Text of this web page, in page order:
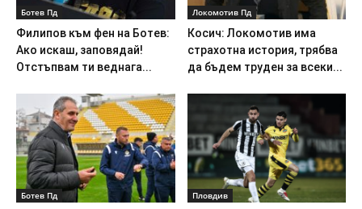
Ботев Пд
Филипов към фен на Ботев:
Ако искаш, заповядай!
Отстъпвам ти веднага...
Локомотив Пд
Косич: Локомотив има
страхотна история, трябва
да бъдем труден за всеки...
Ботев Пд Пловдив